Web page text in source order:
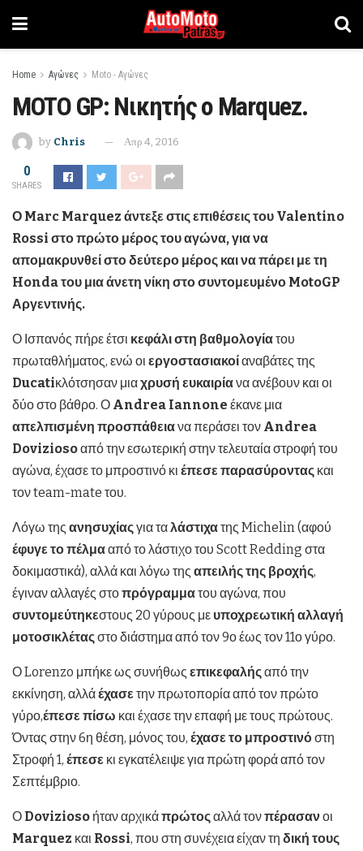
Home Αγώνες Moto - Αγώνες
MOTO GP: Νικητής ο Marquez.
by Chris Απρ 4, 2016
0
SHARES
Ο Marc Marquez άντεξε στις επιθέσεις του Valentino
Rossi στο πρώτο μέρος του αγώνα, για να
απομακρυνθεί στο δεύτερο μέρος και να πάρει με τη
Honda του μια άνετη νίκη στο συντομευμένο MotoGP
Αργεντινής.
Ο Ισπανός πήρε έτσι κεφάλι στη βαθμολογίατου
πρωταθλήματος, ενώ οι εργοστασιακοίαναβάτες της
Ducatiκλότσησαν μιαχρυσή ευκαιρίανα ανέβουν και οι
δύο στο βάθρο. Ο Andrea Iannone έκανε μια
απελπισμένη προσπάθειανα περάσει τον Andrea
Doviziosoαπό την εσωτερική στην τελευταία στροφή του
αγώνα, έχασε το μπροστινό κι έπεσε παρασύροντας και
τον team-mate του.
Λόγω της ανησυχίαςγια ταλάστιχατης Michelin (αφού
έφυγε το πέλμααπό το λάστιχο του Scott Redding στα
δοκιμαστικά), αλλά και λόγω της απειλής της βροχής,
έγιναν αλλαγές στοπρόγραμματου αγώνα, που
συντομεύτηκεστους 20 γύρους με υποχρεωτική αλλαγή
μοτοσικλέταςστο διάστημα από τον 9ο έως τον 11ο γύρο.
Ο Lorenzo μπήκε ως συνήθως επικεφαλήςαπό την
εκκίνηση, αλλάέχασετην πρωτοπορία από τον πρώτο
γύρο,έπεσε πίσω και έχασε την επαφή με τους πρώτους.
Όντας στην 6η θέση, μόνος του, έχασε το μπροστινόστη
Στροφή 1, έπεσε κι εγκατέλειψε για πρώτη φορά από τον
Σεπτέμβριο.
Ο Dovizioso ήταν αρχικάπρώτοςαλλά τονπέρασανοι
Marquez και Rossi, που στη συνέχεια είχαν τη δική τους